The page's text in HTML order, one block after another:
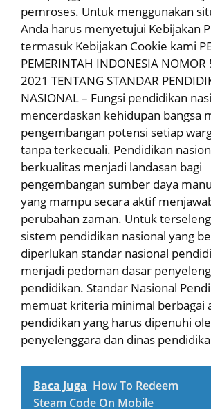
pemroses. Untuk menggunakan
Anda harus menyetujui Kebijakan
termasuk Kebijakan Cookie kami
PEMERINTAH INDONESIA
2021 TENTANG STANDAR
NASIONAL – Fungsi pendidikan
mencerdaskan kehidupan bangsa
pengembangan potensi setiap
tanpa terkecuali. Pendidikan
berkualitas menjadi landasan bagi
pengembangan sumber daya
yang mampu secara aktif
perubahan zaman. Untuk
sistem pendidikan nasional yang
diperlukan standar nasional
menjadi pedoman dasar
pendidikan. Standar Nasional
memuat kriteria minimal berbagai
pendidikan yang harus dipenuhi
penyelenggara dan dinas
Baca Juga How To Redeem
Steam Code On Mobile